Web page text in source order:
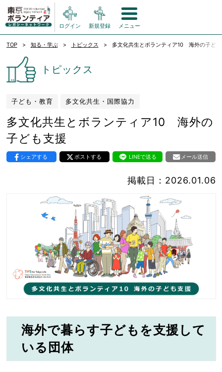
ログイン 新規登録 メニュー
TOP 知る・学ぶ トピックス 多文化共生とボランティア10 海外の子ど
トピックス
子ども・教育 多文化共生・国際協力
多文化共生とボランティア10 海外の
子ども支援
シェアする ポストする LINEで送る メール送信
掲載日：2026.01.06
海外で暮らす子どもを支援して
いる団体